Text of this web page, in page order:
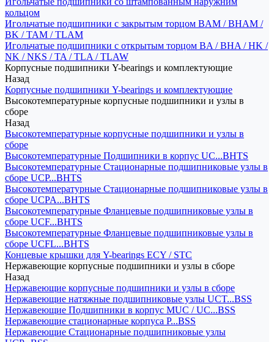
кольцом
Игольчатые подшипники с закрытым торцом BAM / BHAM /
BK / TAM / TLAM
Игольчатые подшипники с открытым торцом BA / BHA / HK /
NK / NKS / TA / TLA / TLAW
Корпусные подшипники Y-bearings и комплектующие
Назад
Корпусные подшипники Y-bearings и комплектующие
Высокотемпературные корпусные подшипники и узлы в
сборе
Назад
Высокотемпературные корпусные подшипники и узлы в
сборе
Высокотемпературные Подшипники в корпус UC...BHTS
Высокотемпературные Стационарные подшипниковые узлы в
сборе UCP...BHTS
Высокотемпературные Стационарные подшипниковые узлы в
сборе UCPA...BHTS
Высокотемпературные Фланцевые подшипниковые узлы в
сборе UCF...BHTS
Высокотемпературные Фланцевые подшипниковые узлы в
сборе UCFL...BHTS
Концевые крышки для Y-bearings ECY / STC
Нержавеющие корпусные подшипники и узлы в сборе
Назад
Нержавеющие корпусные подшипники и узлы в сборе
Нержавеющие натяжные подшипниковые узлы UCT...BSS
Нержавеющие Подшипники в корпус MUC / UC...BSS
Нержавеющие стационарные корпуса P...BSS
Нержавеющие Стационарные подшипниковые узлы